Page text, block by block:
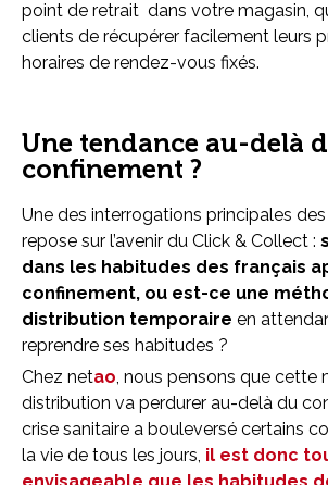
point de retrait dans votre magasin,
clients de récupérer facilement leurs
horaires de rendez-vous fixés.
Une tendance au-delà
confinement ?
Une des interrogations principales
repose sur l’avenir du Click & Collect :
dans les habitudes des français
confinement, ou est-ce une
distribution temporaire en
reprendre ses habitudes ?
Chez netao, nous pensons que cette
distribution va perdurer au-delà du
crise sanitaire a bouleversé certains
la vie de tous les jours, il est donc